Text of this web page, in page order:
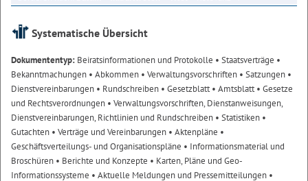
Systematische Übersicht
Dokumententyp: Beiratsinformationen und Protokolle • Staatsverträge •
Bekanntmachungen • Abkommen • Verwaltungsvorschriften • Satzungen •
Dienstvereinbarungen • Rundschreiben • Gesetzblatt• Amtsblatt• Gesetze
und Rechtsverordnungen • Verwaltungsvorschriften, Dienstanweisungen,
Dienstvereinbarungen, Richtlinien und Rundschreiben • Statistiken •
Gutachten • Verträge und Vereinbarungen • Aktenpläne •
Geschäftsverteilungs- und Organisationspläne • Informationsmaterial und
Broschüren • Berichte und Konzepte • Karten, Pläne und Geo-
Informationssysteme • Aktuelle Meldungen und Pressemitteilungen •